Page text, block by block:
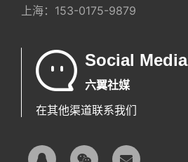
上海： 153-0175-9879
Social Media
六翼社媒
在其他渠道联系我们